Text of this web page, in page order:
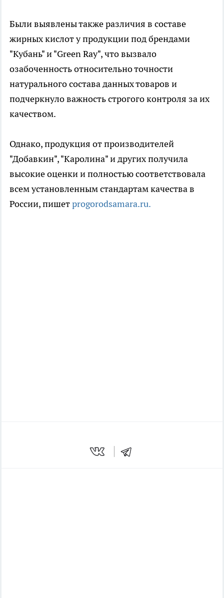
Были выявлены также различия в составе
жирных кислот у продукции под брендами
"Кубань" и "Green Ray", что вызвало
озабоченность относительно точности
натурального состава данных товаров и
подчеркнуло важность строгого контроля за их
качеством.
Однако, продукция от производителей
"Добавкин", "Каролина" и других получила
высокие оценки и полностью соответствовала
всем установленным стандартам качества в
России, пишетprogorodsamara.ru.